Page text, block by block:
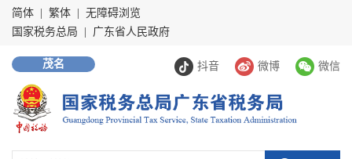
简体 繁体
无障碍浏览
国家税务总局
广东省人民政府
抖音 微博 微信
茂名